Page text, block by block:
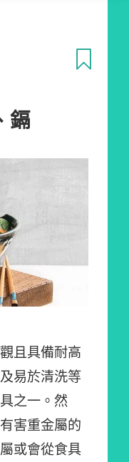
鎘
且具備耐高
易於清洗等
之一。然
害重金屬的
或會從食具